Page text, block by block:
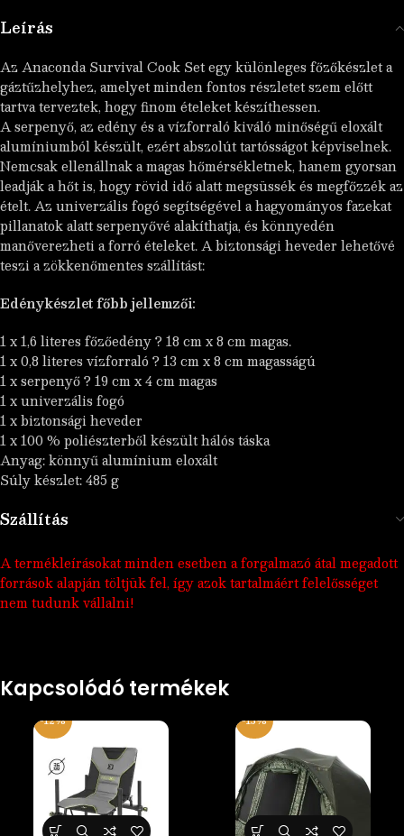
Leírás
Az Anaconda Survival Cook Set egy különleges főzőkészlet a
gáztűzhelyhez, amelyet minden fontos részletet szem előtt
tartva terveztek, hogy finom ételeket készíthessen.
A serpenyő, az edény és a vízforraló kiváló minőségű eloxált
alumíniumból készült, ezért abszolút tartósságot képviselnek.
Nemcsak ellenállnak a magas hőmérsékletnek, hanem gyorsan
leadják a hőt is, hogy rövid idő alatt megsüssék és megfőzzék az
ételt. Az univerzális fogó segítségével a hagyományos fazekat
pillanatok alatt serpenyővé alakíthatja, és könnyedén
manőverezheti a forró ételeket. A biztonsági heveder lehetővé
teszi a zökkenőmentes szállítást:
Edénykészlet főbb jellemzői:
1 x 1,6 literes főzőedény ? 18 cm x 8 cm magas.
1 x 0,8 literes vízforraló ? 13 cm x 8 cm magasságú
1 x serpenyő ? 19 cm x 4 cm magas
1 x univerzális fogó
1 x biztonsági heveder
1 x 100 % poliészterből készült hálós táska
Anyag: könnyű alumínium eloxált
Súly készlet: 485 g
Szállítás
A termékleírásokat minden esetben a forgalmazó átal megadott
források alapján töltjük fel, így azok tartalmáért felelősséget
nem tudunk vállalni!
Kapcsolódó termékek
-12% -15%